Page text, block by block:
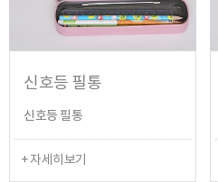
신호등 필통
신호등 필통
+ 자세히보기